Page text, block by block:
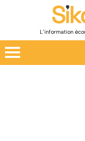
L’information